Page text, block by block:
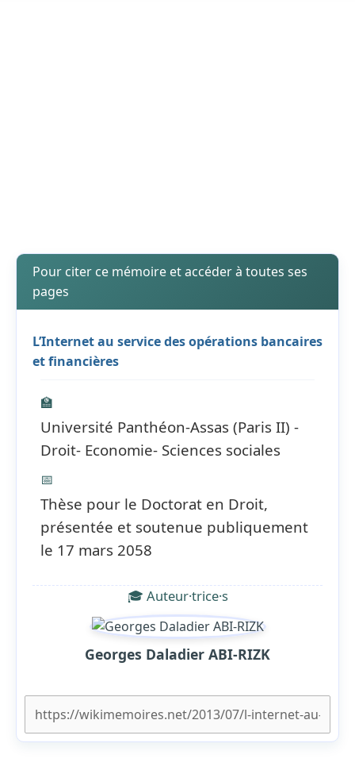
Pour citer ce mémoire et accéder à toutes ses
pages
L’Internet au service des opérations bancaires
et financières
🏫
Université Panthéon-Assas (Paris II) -
Droit- Economie- Sciences sociales
📅
Thèse pour le Doctorat en Droit,
présentée et soutenue publiquement
le 17 mars 2058
🎓 Auteur·trice·s
Georges Daladier ABI-RIZK